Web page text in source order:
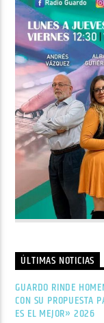
ÚLTIMAS NOTICIAS
GUARDO RINDE
CON SU PROPUESTA
ES EL MEJOR» 2026